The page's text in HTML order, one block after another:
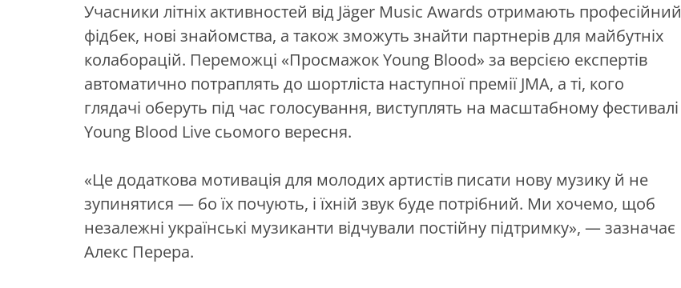
Учасники літніх активностей від Jäger Music Awards отримають професійний
фідбек, нові знайомства, а також зможуть знайти партнерів для майбутніх
колаборацій. Переможці «Просмажок Young Blood» за версією експертів
автоматично потраплять до шортліста наступної премії JMA, а ті, кого
глядачі оберуть під час голосування, виступлять на масштабному фестивалі
Young Blood Live сьомого вересня.
«Це додаткова мотивація для молодих артистів писати нову музику й не
зупинятися — бо їх почують, і їхній звук буде потрібний. Ми хочемо, щоб
незалежні українські музиканти відчували постійну підтримку», — зазначає
Алекс Перера.